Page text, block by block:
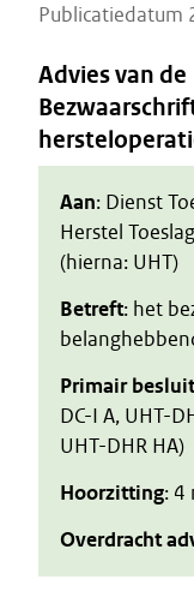
Publicatiedatum
Advies van de
Aan: Dienst
Herstel
(hierna: UHT)
Betreft: het
Primair besluit
DC-I A, UHT-
UHT-DHR HA)
Hoorzitting: 4
Overdracht